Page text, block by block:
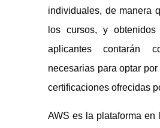
individuales, de manera
los cursos, y
aplicantes contarán
necesarias para optar
certificaciones ofrecidas
AWS es la plataforma en